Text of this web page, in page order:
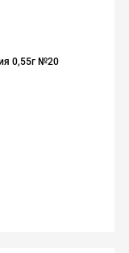
0,55г №20